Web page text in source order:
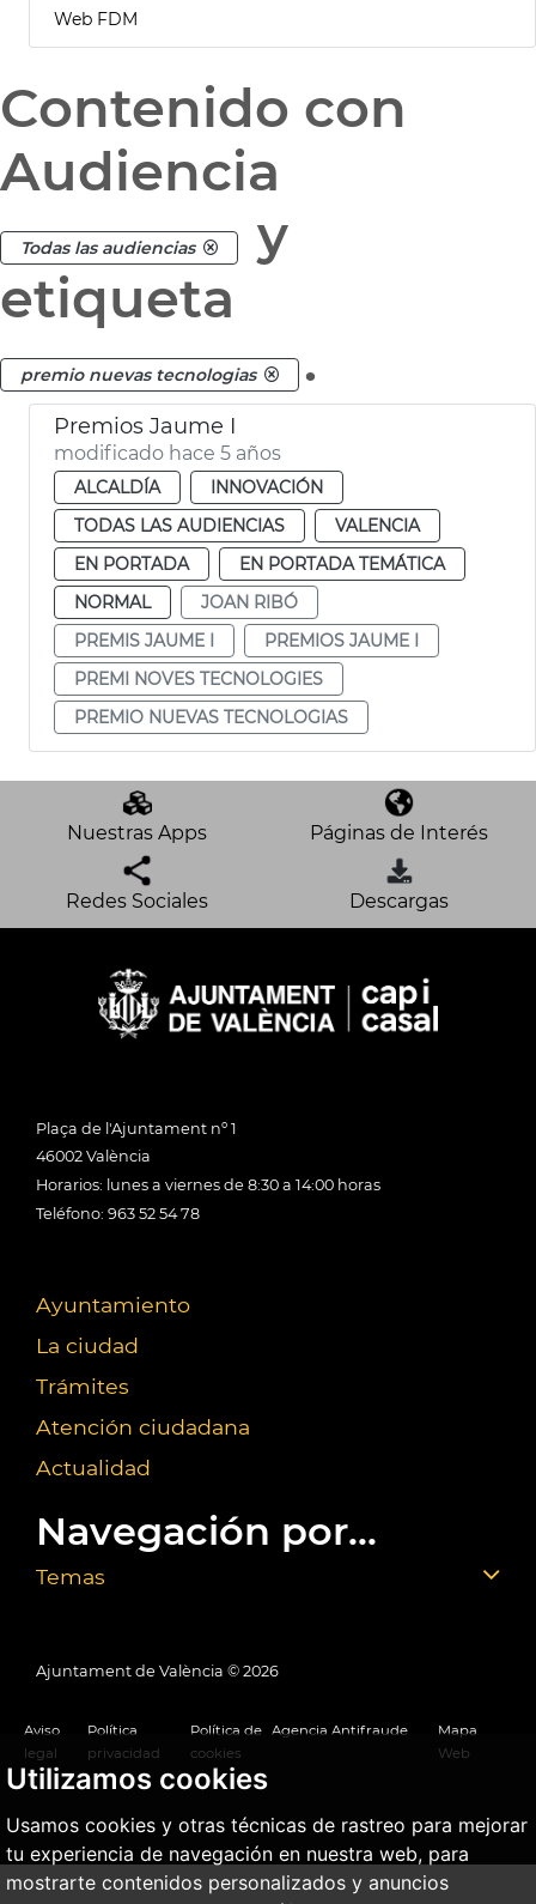
Utilizamos cookies
Usamos cookies y otras técnicas de rastreo para mejorar
tu experiencia de navegación en nuestra web, para
mostrarte contenidos personalizados y anuncios
Web FDM
Contenido con
Audiencia
Todas las audiencias
y
etiqueta
premio nuevas tecnologias .
Premios Jaume I
modificado hace 5 años
ALCALDÍA
INNOVACIÓN
TODAS LAS AUDIENCIAS
VALENCIA
EN PORTADA
EN PORTADA TEMÁTICA
NORMAL
JOAN RIBÓ
PREMIS JAUME I
PREMIOS JAUME I
PREMI NOVES TECNOLOGIES
PREMIO NUEVAS TECNOLOGIAS
Nuestras Apps Páginas de Interés
Redes Sociales Descargas
Plaça de l'Ajuntament nº 1
46002 València
Horarios: lunes a viernes de 8:30 a 14:00 horas
Teléfono: 963 52 54 78
Ayuntamiento
La ciudad
Trámites
Atención ciudadana
Actualidad
Navegación por...
Temas
Ajuntament de València © 2026
Aviso
legal
Política
privacidad
Política de
cookies
Agencia Antifraude
Mapa
Web